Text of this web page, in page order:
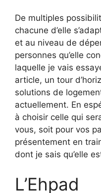
De multiples
chacune d’elle
et au niveau de
personnes qu’elle
laquelle je vais
article, un tour
solutions de
actuellement. En
à choisir celle qui
vous, soit pour vos
présentement en
dont je sais qu’elle
L’Ehpad